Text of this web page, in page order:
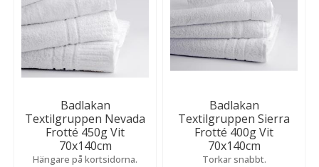
Badlakan
Textilgruppen Nevada
Frotté 450g Vit
70x140cm
Hängare på kortsidorna.
Badlakan
Textilgruppen Sierra
Frotté 400g Vit
70x140cm
Torkar snabbt.